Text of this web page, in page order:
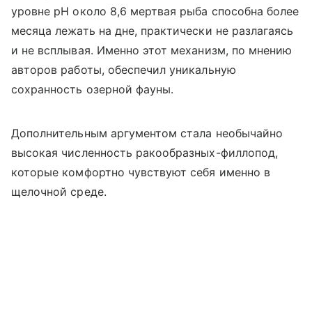
уровне pH около 8,6 мертвая рыба способна более
месяца лежать на дне, практически не разлагаясь
и не всплывая. Именно этот механизм, по мнению
авторов работы, обеспечил уникальную
сохранность озерной фауны.
Дополнительным аргументом стала необычайно
высокая численность ракообразных-филлопод,
которые комфортно чувствуют себя именно в
щелочной среде.